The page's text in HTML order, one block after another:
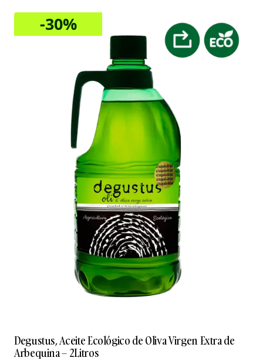
-30%
Degustus, Aceite Ecológico de Oliva Virgen Extra de
Arbequina – 2Litros